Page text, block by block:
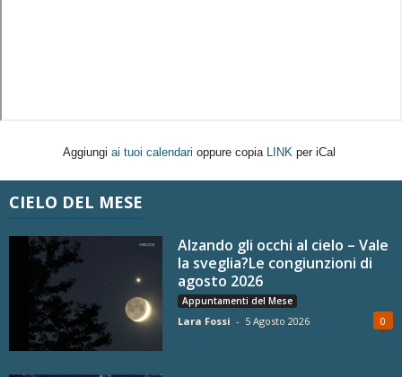
Aggiungi ai tuoi calendari oppure copia LINK per iCal
CIELO DEL MESE
Alzando gli occhi al cielo – Vale
la sveglia?Le congiunzioni di
agosto 2026
Appuntamenti del Mese
Lara Fossi - 5 Agosto 2026 0